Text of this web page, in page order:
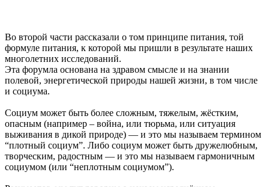
Во второй части рассказали о том принципе питания, той
формуле питания, к которой мы пришли в результате наших
многолетних исследований.
Эта форумла основана на здравом смысле и на знании
полевой, энергетической природы нашей жизни, в том числе
и социума.
Социум может быть более сложным, тяжелым, жёстким,
опасным (например – война, или тюрьма, или ситуация
выживания в дикой природе) — и это мы называем термином
“плотный социум”. Либо социум может быть дружелюбным,
творческим, радостным — и это мы называем гармоничным
социумом (или “неплотным социумом”).